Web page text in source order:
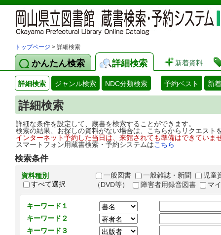
トップページ > 詳細検索
かんたん検索 詳細検索 新着資料
詳細検索 ジャンル検索 NDC分類検索 予約ベスト 新
詳細検索
詳細な条件を設定して、蔵書を検索することができます。
検索の結果、お探しの資料がない場合は、こちらからリクエス
インターネット予約した当日は、来館されても準備はできてい
スマートフォン用蔵書検索・予約システムはこちら
検索条件
資料種別
すべて選択
一般図書 一般雑誌・新聞
児童
（DVD等）
障害者用録音図書 マ
キーワード１
キーワード２
キーワード３